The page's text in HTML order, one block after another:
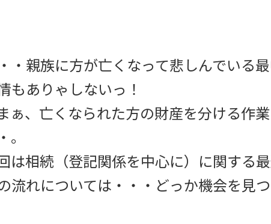
・親族に方が亡くなって悲しんでいる
もありゃしないっ！
ぁ、亡くなられた方の財産を分ける作
。
は相続（登記関係を中心に）に関する
流れについては・・・どっか機会を見